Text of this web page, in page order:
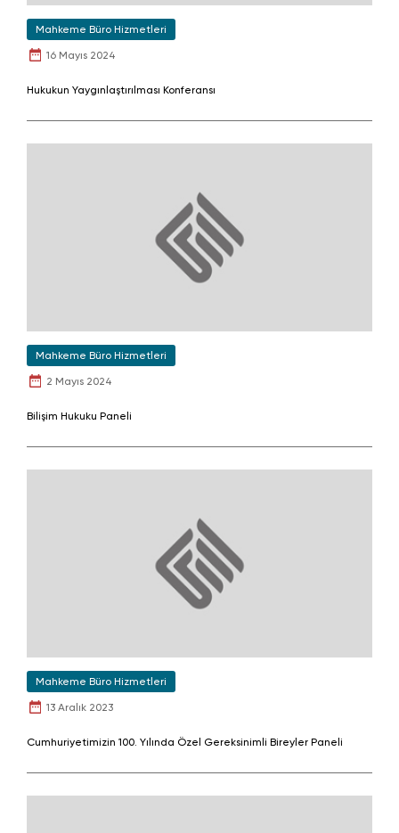
Mahkeme Büro Hizmetleri
16 Mayıs 2024
Hukukun Yaygınlaştırılması Konferansı
Mahkeme Büro Hizmetleri
2 Mayıs 2024
Bilişim Hukuku Paneli
Mahkeme Büro Hizmetleri
13 Aralık 2023
Cumhuriyetimizin 100. Yılında Özel Gereksinimli Bireyler Paneli